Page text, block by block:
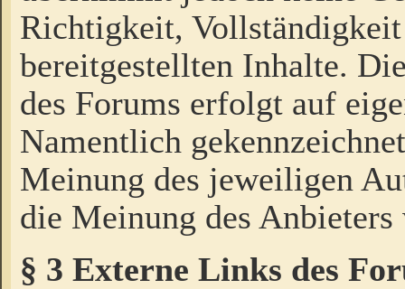
Richtigkeit,
bereitgestellten Inhalte.
des Forums erfolgt auf
Namentlich
Meinung des jeweiligen
die Meinung des Anbieters
§ 3 Externe Links des